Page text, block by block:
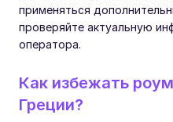
применяться
проверяйте актуальную
оператора.
Как избежать
Греции?